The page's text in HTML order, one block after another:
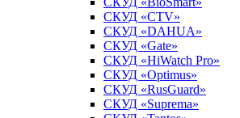
СКУД «CTV»
СКУД «DAHUA»
СКУД «Gate»
СКУД «HiWatch Pro»
СКУД «Optimus»
СКУД «RusGuard»
СКУД «Suprema»